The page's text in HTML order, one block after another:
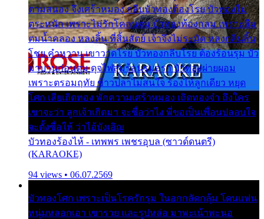
ตามสนอง จึงเศร้าหมอง กลีบบัวทองต้องโรย บัวทองไม่
ตระหนัก เพราะไม่รักโคลนตม บัวทองท้องกลม เพราะลืม
ตมน้ำคลอง หลงลิ้น ที่สิ้นสัตย์ เจ้าจึงไม่ระมัด หลงกลิ่นลิ้น
โชย คำหวาน เขาวาดโรย บัวทองกลีบโรย ต้องร้อนรุม บัว
มาบานก่อนตูม ดุจไฟสุมร้อนรุมอุรา บัวทองผ่ายผอม
เพราะตรอมฤทัย ข้าวปลาไม่สนใจ ร้องไห้ลูกเดียว หยุด
โศก เสียเถิดทอง พักความเศร้าหมอง เถิดทองจ๋า ถึงใคร
เขาจะว่า ลูกเจ้าเกิดมา จะชื่อว่าไง พี่ขอเป็นเพื่อนปลอบใจ
จะตั้งชื่อให้ ว่าไอ้บังเอิญ
บัวทองร้องไห้ - เทพพร เพชรอุบล (ซาวด์ดนตรี)
(KARAOKE)
94 views • 06.07.2569
บัวทองโศก เพราะเป็นโรครักรุม ในอกกลัดกลุ้ม โดนแฟน
หนุ่มหลอกเอา เขารวย และรูปหล่อ มาพะเน้าพะนอ